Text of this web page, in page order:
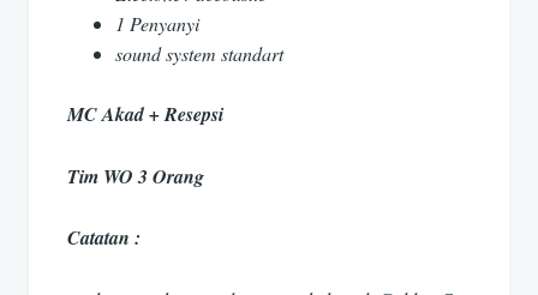
1 Penyanyi
sound system standart
MC Akad + Resepsi
Tim WO 3 Orang
Catatan :